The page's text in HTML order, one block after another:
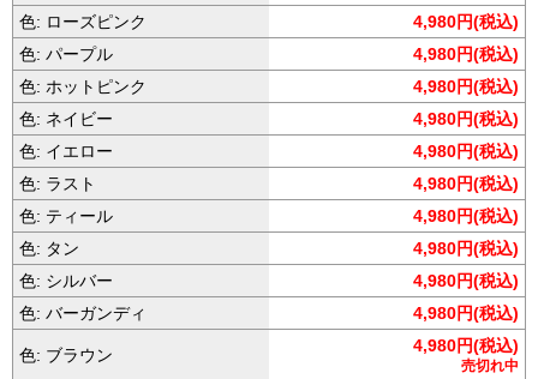
色: ローズピンク
4,980円(税込)
色: パープル
4,980円(税込)
色: ホットピンク
4,980円(税込)
色: ネイビー
4,980円(税込)
色: イエロー
4,980円(税込)
色: ラスト
4,980円(税込)
色: ティール
4,980円(税込)
色: タン
4,980円(税込)
色: シルバー
4,980円(税込)
色: バーガンディ
4,980円(税込)
色: ブラウン 4,980円(税込)
売切れ中